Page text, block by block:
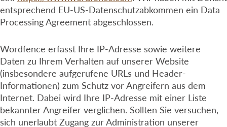
entsprechend EU-US-Datenschutzabkommen ein Data
Processing Agreement abgeschlossen.
Wordfence erfasst Ihre IP-Adresse sowie weitere
Daten zu Ihrem Verhalten auf unserer Website
(insbesondere aufgerufene URLs und Header-
Informationen) zum Schutz vor Angreifern aus dem
Internet. Dabei wird Ihre IP-Adresse mit einer Liste
bekannter Angreifer verglichen. Sollten Sie versuchen,
sich unerlaubt Zugang zur Administration unserer